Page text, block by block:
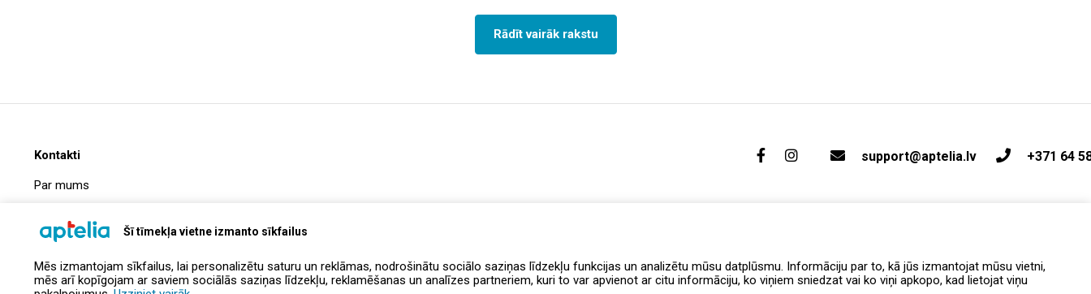
Šī tīmekļa vietne izmanto sīkfailus
Mēs izmantojam sīkfailus, lai personalizētu saturu un reklāmas, nodrošinātu sociālo saziņas līdzekļu funkcijas un analizētu mūsu datplūsmu. Informāciju par to, kā jūs izmantojat mūsu vietni,
mēs arī kopīgojam ar saviem sociālās saziņas līdzekļu, reklamēšanas un analīzes partneriem, kuri to var apvienot ar citu informāciju, ko viņiem sniedzat vai ko viņi apkopo, kad lietojat viņu
Rādīt vairāk rakstu
Kontakti
Par mums
Uzņēmuma informācija
Kontakti
support@aptelia.lv +371 64